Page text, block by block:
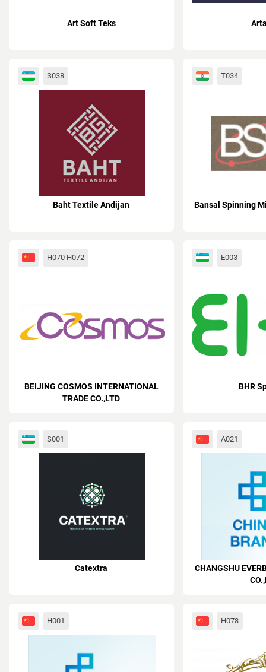
Art Soft Teks
S038
Baht Textile Andijаn
T034
Bansal Spinning
H070 H072
BEIJING COSMOS INTERNATIONAL
TRADE CO.,LTD
E003
BHR
S001
Catextra
A021
CHANGSHU
H001 H078